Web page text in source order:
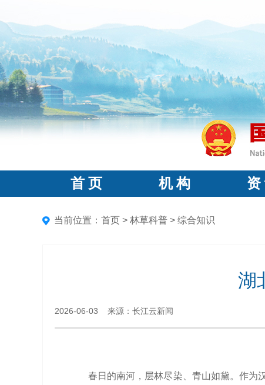
首 页 机 构 资
当前位置： 首页 > 林草科普 > 综合知识
湖
2026-06-03 来源：长江云新闻
春日的南河，层林尽染、青山如黛。作为